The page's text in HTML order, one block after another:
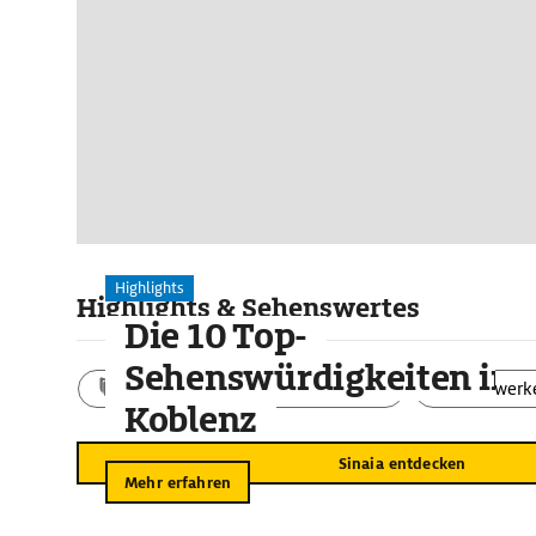
Highlights & Sehenswertes
Aktivitäten Landschaft
Sinaia entdecken
Highlights
Die 10 Top-
Sehenswürdigkeiten in
Koblenz
Mehr erfahren